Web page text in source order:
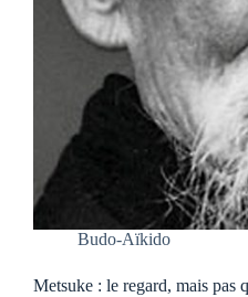
Budo-Aïkido
Metsuke : le regard, mais pas